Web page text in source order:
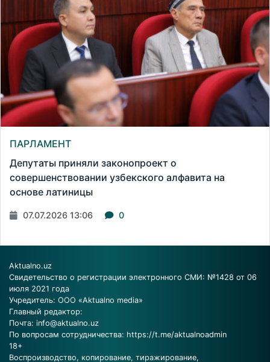
ПАРЛАМЕНТ
Депутаты приняли законопроект о
совершенствовании узбекского алфавита на
основе латиницы
07.07.2026 13:06 0
Aktualno.uz
Свидетельство о регистрации электронного СМИ: №1428 от 06
июля 2021 года
Учредитель: ООО «Aktualno media»
Главный редактор:
Почта: info@aktualno.uz
По вопросам сотрудничества: https://t.me/aktualnoadmin
18+
Воспроизводство, копирование, тиражирование,